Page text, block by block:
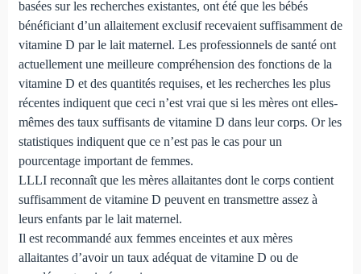
basées sur les recherches existantes, ont été que les bébés
bénéficiant d’un allaitement exclusif recevaient suffisamment de
vitamine D par le lait maternel. Les professionnels de santé ont
actuellement une meilleure compréhension des fonctions de la
vitamine D et des quantités requises, et les recherches les plus
récentes indiquent que ceci n’est vrai que si les mères ont elles-
mêmes des taux suffisants de vitamine D dans leur corps. Or les
statistiques indiquent que ce n’est pas le cas pour un
pourcentage important de femmes.
LLLI reconnaît que les mères allaitantes dont le corps contient
suffisamment de vitamine D peuvent en transmettre assez à
leurs enfants par le lait maternel.
Il est recommandé aux femmes enceintes et aux mères
allaitantes d’avoir un taux adéquat de vitamine D ou de